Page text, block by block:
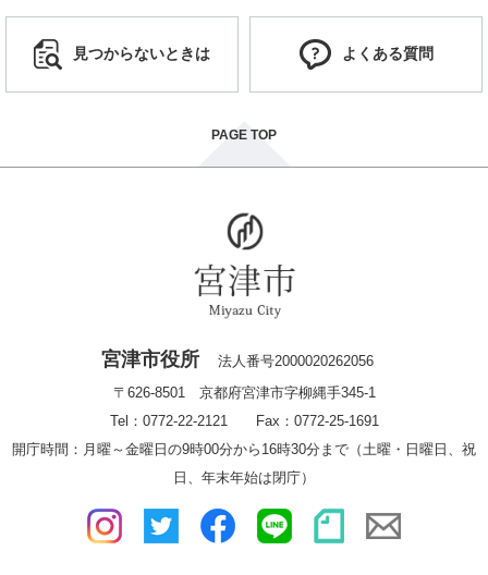
見つからないときは よくある質問
PAGE TOP
宮津市役所
法人番号2000020262056
〒626-8501 京都府宮津市字柳縄手345-1
Tel：0772-22-2121 Fax：0772-25-1691
開庁時間：月曜～金曜日の9時00分から16時30分まで（土曜・日曜日、祝
日、年末年始は閉庁）